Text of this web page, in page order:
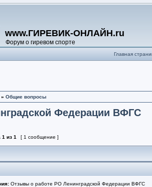
www.ГИРЕВИК-ОНЛАЙН.ru
Форум о гиревом спорте
Главная
» Общие вопросы
Федерации ВФГС
1 из 1 [ 1 сообщение ]
Отзывы о работе РО Ленинградской Федерации ВФГС